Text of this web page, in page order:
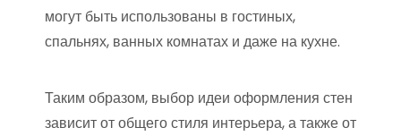
могут быть использованы в гостиных,
спальнях, ванных комнатах и даже на кухне.
Таким образом, выбор идеи оформления стен
зависит от общего стиля интерьера, а также от